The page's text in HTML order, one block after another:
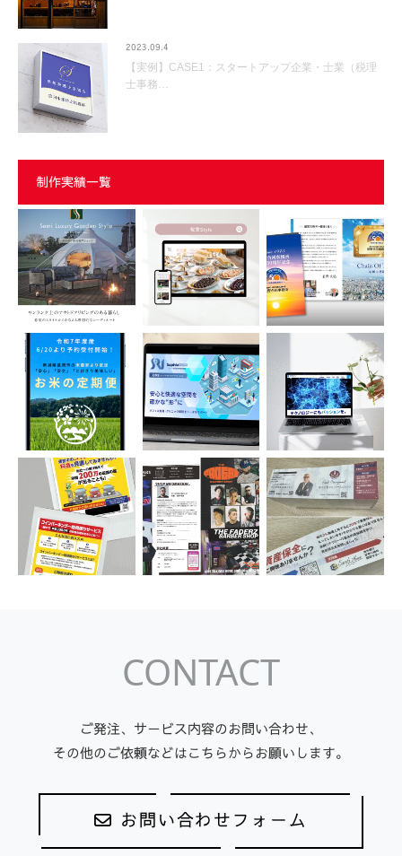
2023.09.4
【実例】CASE1：スタートアップ企業・士業（税理
士事務…
制作実績一覧
CONTACT
ご発注、サービス内容のお問い合わせ、
その他のご依頼などはこちらからお願いします。
お問い合わせフォーム